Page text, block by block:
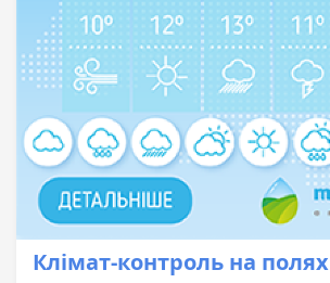
Клімат-контроль на полях